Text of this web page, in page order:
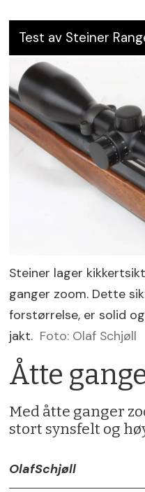
Test av Steiner
Steiner lager
ganger zoom. Dette
forstørrelse, er solid
jakt. Foto: Olaf Schjøll
Åtte
Med åtte ganger
stort synsfelt og
OlafSchjøll